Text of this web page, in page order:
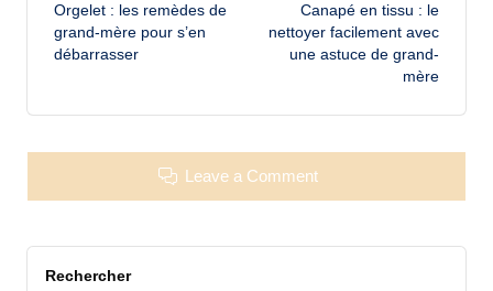
navigation
Orgelet : les remèdes de
grand-mère pour s’en
débarrasser
Canapé en tissu : le
nettoyer facilement avec
une astuce de grand-
mère
Leave a Comment
Rechercher